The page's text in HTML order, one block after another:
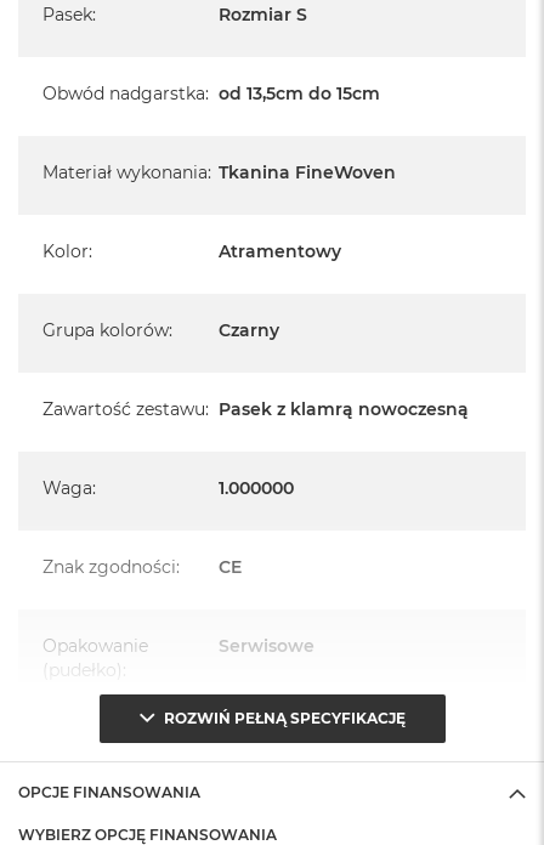
Pasek: Rozmiar S
Obwód nadgarstka: od 13,5cm do 15cm
Materiał wykonania: Tkanina FineWoven
Kolor: Atramentowy
Grupa kolorów: Czarny
Zawartość zestawu: Pasek z klamrą nowoczesną
Waga: 1.000000
Znak zgodności: CE
Opakowanie
(pudełko):
Serwisowe
ROZWIŃ PEŁNĄ SPECYFIKACJĘ
OPCJE FINANSOWANIA
WYBIERZ OPCJĘ FINANSOWANIA